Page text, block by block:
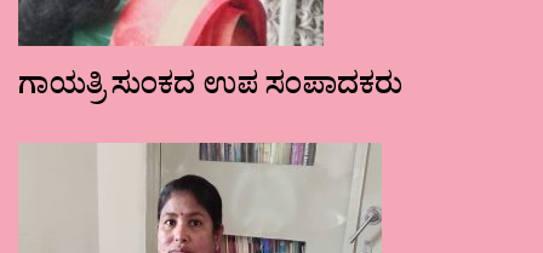
ಗಾಯತ್ರಿ ಸುಂಕದ ಉಪ ಸಂಪಾದಕರು